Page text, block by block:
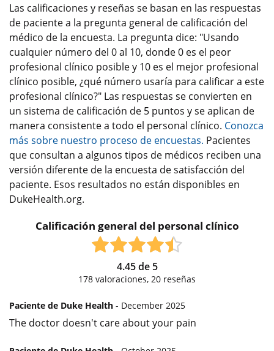
Las calificaciones y reseñas se basan en las respuestas
de paciente a la pregunta general de calificación del
médico de la encuesta. La pregunta dice: "Usando
cualquier número del 0 al 10, donde 0 es el peor
profesional clínico posible y 10 es el mejor profesional
clínico posible, ¿qué número usaría para calificar a este
profesional clínico?" Las respuestas se convierten en
un sistema de calificación de 5 puntos y se aplican de
manera consistente a todo el personal clínico. Conozca
más sobre nuestro proceso de encuestas. Pacientes
que consultan a algunos tipos de médicos reciben una
versión diferente de la encuesta de satisfacción del
paciente. Esos resultados no están disponibles en
DukeHealth.org.
Calificación general del personal clínico
4.45de 5
178 valoraciones, 20 reseñas
Paciente de Duke Health - December 2025
The doctor doesn't care about your pain